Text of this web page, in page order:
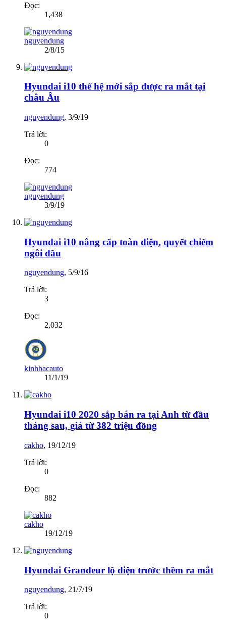
Đọc:
1,438
nguyendung
2/8/15
Hyundai i10 thế hệ mới sắp được ra mắt tại
châu Âu
nguyendung, 3/9/19
Trả lời:
0
Đọc:
774
nguyendung
3/9/19
Hyundai i10 nâng cấp toàn diện, quyết chiếm
ngôi đầu
nguyendung, 5/9/16
Trả lời:
3
Đọc:
2,032
kinhbacauto
11/1/19
Hyundai i10 2020 sắp bán ra tại Anh từ đầu
tháng sau, giá từ 382 triệu đồng
cakho, 19/12/19
Trả lời:
0
Đọc:
882
cakho
19/12/19
Hyundai Grandeur lộ diện trước thềm ra mắt
nguyendung, 21/7/19
Trả lời:
0